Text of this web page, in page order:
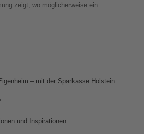
zeigt, wo möglicherweise ein
– mit der Sparkasse Holstein
und Inspirationen